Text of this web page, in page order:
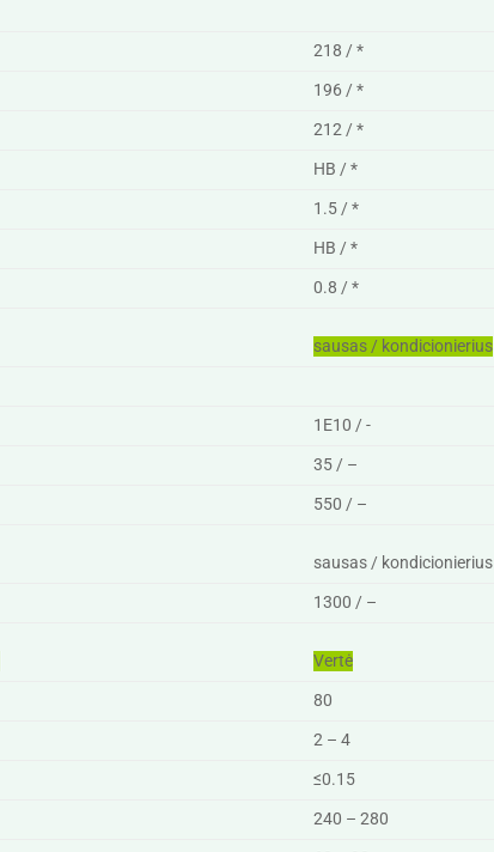
218 / *
196 / *
212 / *
HB / *
1.5 / *
HB / *
0.8 / *
sausas / kondicionierius
1E10 / -
35 / –
550 / –
sausas / kondicionierius
1300 / –
Vertė
80
2 – 4
≤0.15
240 – 280